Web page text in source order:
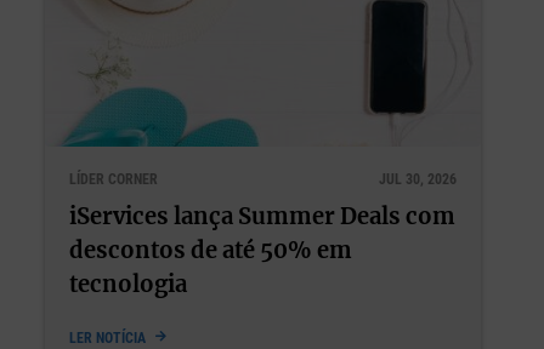
LÍDER CORNER JUL 22, 2026
Bem-estar e performance nunca
deveriam ter sido opostos
LER NOTÍCIA